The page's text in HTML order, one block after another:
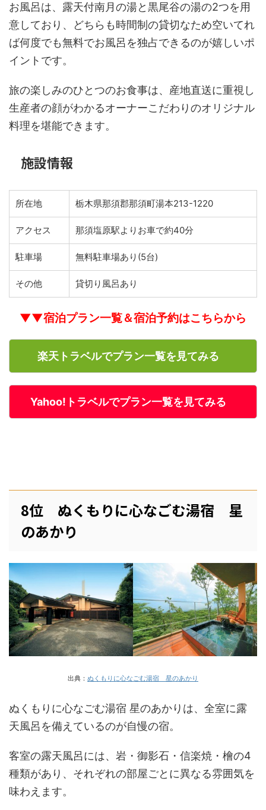
お風呂は、露天付南月の湯と黒尾谷の湯の2つを用
意しており、どちらも時間制の貸切なため空いてれ
ば何度でも無料でお風呂を独占できるのが嬉しいポ
イントです。
旅の楽しみのひとつのお食事は、産地直送に重視し
生産者の顔がわかるオーナーこだわりのオリジナル
料理を堪能できます。
施設情報
所在地 栃木県那須郡那須町湯本213-1220
アクセス 那須塩原駅よりお車で約40分
駐車場 無料駐車場あり(5台)
その他 貸切り風呂あり
▼▼宿泊プラン一覧＆宿泊予約はこちらから
楽天トラベルでプラン一覧を見てみる
Yahoo!トラベルでプラン一覧を見てみる
8位 ぬくもりに心なごむ湯宿 星
のあかり
出典： ぬくもりに心なごむ湯宿 星のあかり
ぬくもりに心なごむ湯宿 星のあかりは、全室に露
天風呂を備えているのが自慢の宿。
客室の露天風呂には、岩・御影石・信楽焼・檜の4
種類があり、それぞれの部屋ごとに異なる雰囲気を
味わえます。